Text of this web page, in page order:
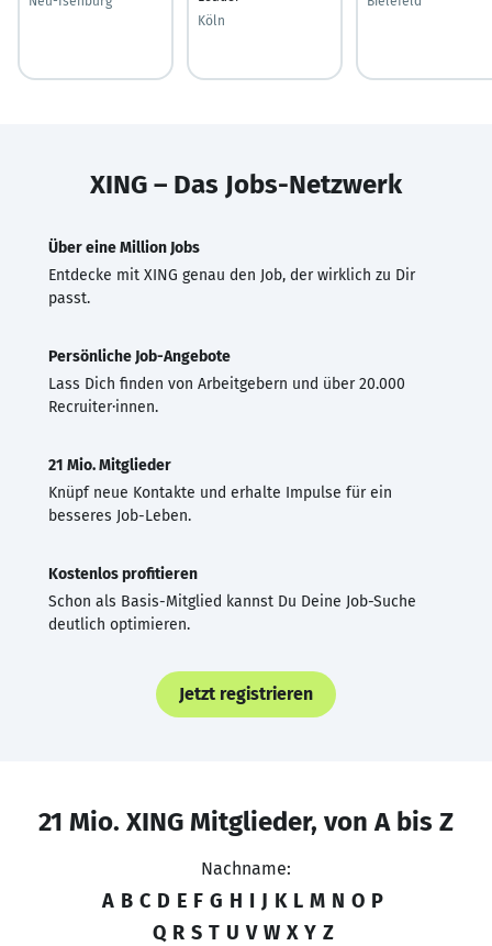
Köln
XING – Das Jobs-Netzwerk
Über eine Million Jobs
Entdecke mit XING genau den Job, der wirklich zu Dir
passt.
Persönliche Job-Angebote
Lass Dich finden von Arbeitgebern und über 20.000
Recruiter·innen.
21 Mio. Mitglieder
Knüpf neue Kontakte und erhalte Impulse für ein
besseres Job-Leben.
Kostenlos profitieren
Schon als Basis-Mitglied kannst Du Deine Job-Suche
deutlich optimieren.
Jetzt registrieren
21 Mio. XING Mitglieder, von A bis Z
Nachname:
A B C D E F G H I J K L M N O P
Q R S T U V W X Y Z